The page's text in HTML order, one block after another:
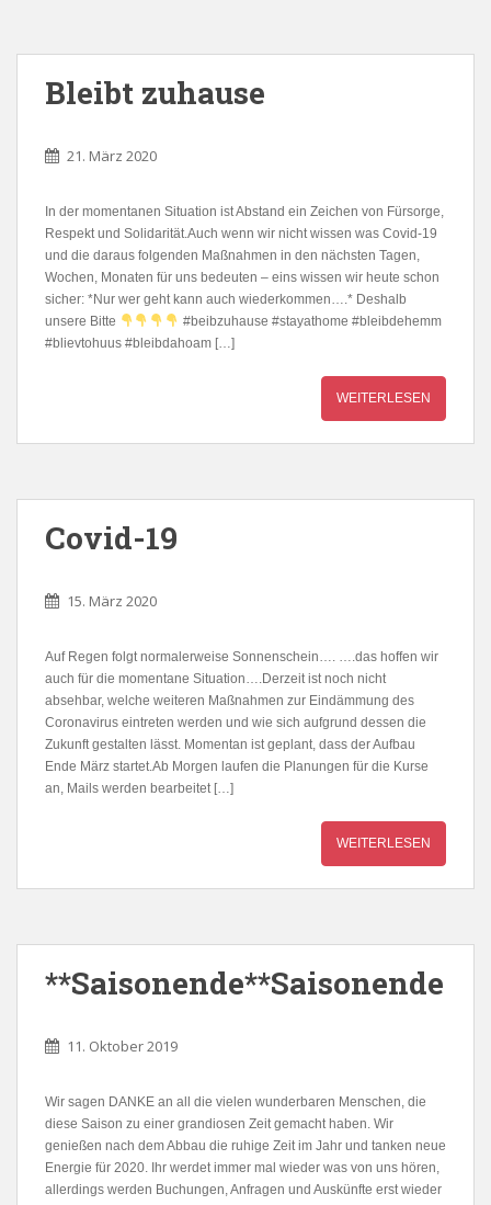
Bleibt zuhause
21. März 2020
In der momentanen Situation ist Abstand ein Zeichen von Fürsorge,
Respekt und Solidarität.Auch wenn wir nicht wissen was Covid-19
und die daraus folgenden Maßnahmen in den nächsten Tagen,
Wochen, Monaten für uns bedeuten – eins wissen wir heute schon
sicher: *Nur wer geht kann auch wiederkommen….* Deshalb
unsere Bitte
#beibzuhause #stayathome #bleibdehemm
#blievtohuus #bleibdahoam […]
WEITERLESEN
Covid-19
15. März 2020
Auf Regen folgt normalerweise Sonnenschein…. ….das hoffen wir
auch für die momentane Situation….Derzeit ist noch nicht
absehbar, welche weiteren Maßnahmen zur Eindämmung des
Coronavirus eintreten werden und wie sich aufgrund dessen die
Zukunft gestalten lässt. Momentan ist geplant, dass der Aufbau
Ende März startet.Ab Morgen laufen die Planungen für die Kurse
an, Mails werden bearbeitet […]
WEITERLESEN
**Saisonende**Saisonende
11. Oktober 2019
Wir sagen DANKE an all die vielen wunderbaren Menschen, die
diese Saison zu einer grandiosen Zeit gemacht haben. Wir
genießen nach dem Abbau die ruhige Zeit im Jahr und tanken neue
Energie für 2020. Ihr werdet immer mal wieder was von uns hören,
allerdings werden Buchungen, Anfragen und Auskünfte erst wieder